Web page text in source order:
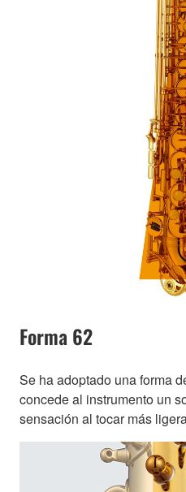
Forma 62
Se ha adoptado una forma
concede al instrumento un
sensación al tocar más